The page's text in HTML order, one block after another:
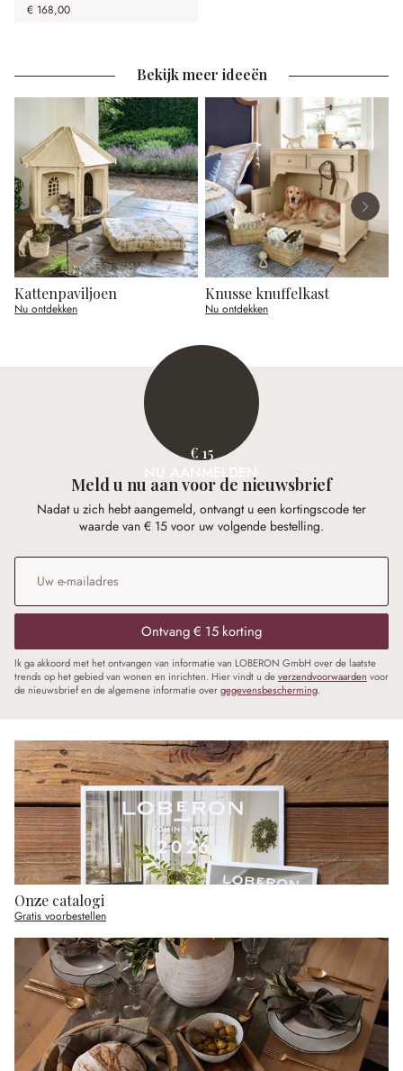
€ 168,00
Bekijk meer ideeën
Kattenpaviljoen
Nu ontdekken
Knusse knuffelkast
Nu ontdekken
€ 15
NU AANMELDEN
Meld u nu aan voor de nieuwsbrief
Nadat u zich hebt aangemeld, ontvangt u een kortingscode ter
waarde van € 15 voor uw volgende bestelling.
E-mailadres
Ontvang € 15 korting
Ik ga akkoord met het ontvangen van informatie van LOBERON GmbH over de laatste
trends op het gebied van wonen en inrichten. Hier vindt u deverzendvoorwaarden voor
de nieuwsbrief en de algemene informatie overgegevensbescherming.
Onze catalogi
Gratis voorbestellen